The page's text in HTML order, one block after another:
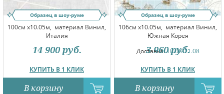
Образец в шоу-руме
100см x10.05м, материал Винил,
Италия
КУПИТЬ В 1 КЛИК
14 900 руб.
В корзину
Образец в шоу-руме
106см x10.05м, материал Винил,
Южная Корея
Доставка:10.08-11.08
КУПИТЬ В 1 КЛИК
3 960 руб.
В корзину